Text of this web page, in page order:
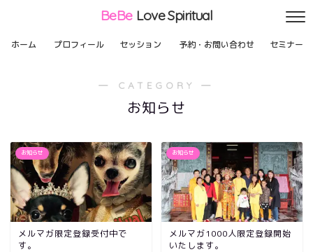
BeBe Love Spiritual
ホーム プロフィール セッション 予約・お問い合わせ セミナー
― CATEGORY ―
お知らせ
お知らせ
メルマガ限定登録受付中で
す。
お知らせ
メルマガ1000人限定登録開始
いたします。